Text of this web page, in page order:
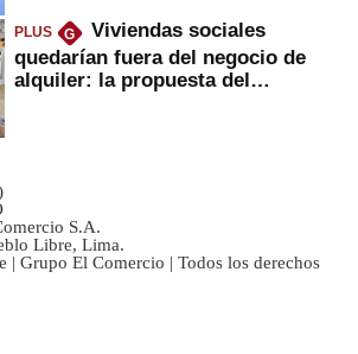
PLUS G
Viviendas sociales
quedarían fuera del negocio de
alquiler: la propuesta del
S.A.
Libre, Lima.
| Grupo El Comercio | Todos los derechos